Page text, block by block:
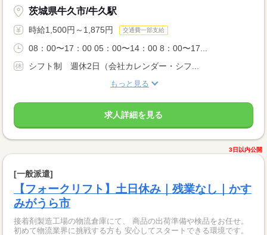
茨城県牛久市/牛久駅
時給1,500円～1,875円 交通費一部支給
08：00〜17：00 05：00〜14：00 8：00〜17...
シフト制 週休2日（会社カレンダー・シフ...
もっと見る
求人詳細を見る
3日以内公開
[一般派遣]
【フォークリフト】土日休み｜残業なし｜かす
みがうら市
接着剤製造工場の物流倉庫にて、 商品の出荷準備や検品をお任せ。
初めて物流業界に挑戦する方も 安心してスタートできる環境です。